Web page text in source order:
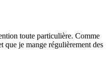
toute particulière. Comme
que je mange régulièrement des